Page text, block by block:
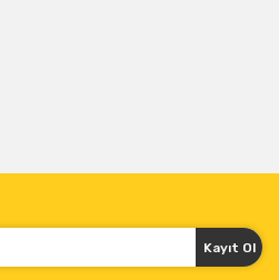
Kayıt Ol